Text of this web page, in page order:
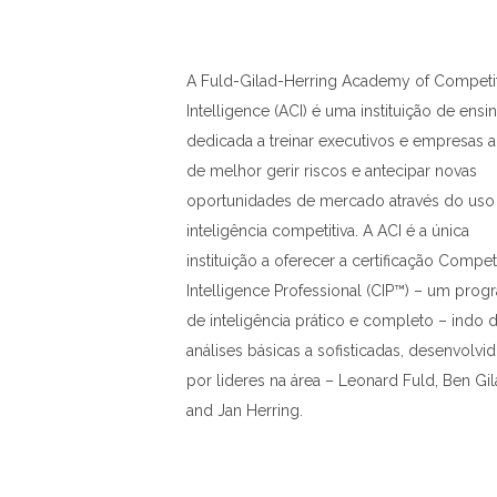
A Fuld-Gilad-Herring Academy of
Intelligence (ACI) é uma instituição de
dedicada a treinar executivos e empresas
de melhor gerir riscos e antecipar novas
oportunidades de mercado através do
inteligência competitiva. A ACI é a única
instituição a oferecer a certificação
Intelligence Professional (CIP™) – um
de inteligência prático e completo – indo
análises básicas a sofisticadas,
por lideres na área – Leonard Fuld, Ben
and Jan Herring.